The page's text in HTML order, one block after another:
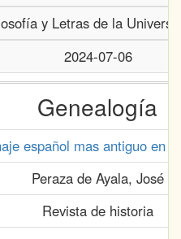
y Letras de la
2024-07-06
Genealogía
español mas antiguo en
Peraza de Ayala, José
Revista de historia